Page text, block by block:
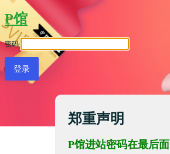
P馆
密码
郑重声明
P馆进站密码在最后面